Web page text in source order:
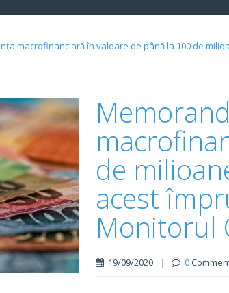
macrofinanciară în valoare de până la 100 de
de
acest
Monitorul
19/09/2020 | 0